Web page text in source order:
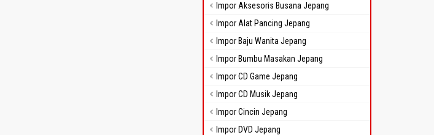
Impor Aksesoris Busana Jepang
Impor Alat Pancing Jepang
Impor Baju Wanita Jepang
Impor Bumbu Masakan Jepang
Impor CD Game Jepang
Impor CD Musik Jepang
Impor Cincin Jepang
Impor DVD Jepang